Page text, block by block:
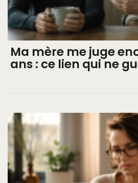
Ma mère me juge
ans : ce lien qui ne